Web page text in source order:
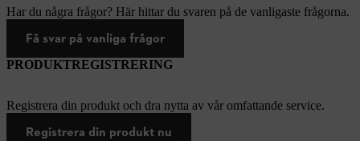
Har du några frågor? Här hittar du svaren på de vanligaste frågorna.
Få svar på vanliga frågor
PRODUKTREGISTRERING
Registrera din produkt och dra nytta av vår omfattande service.
Registrera din produkt nu